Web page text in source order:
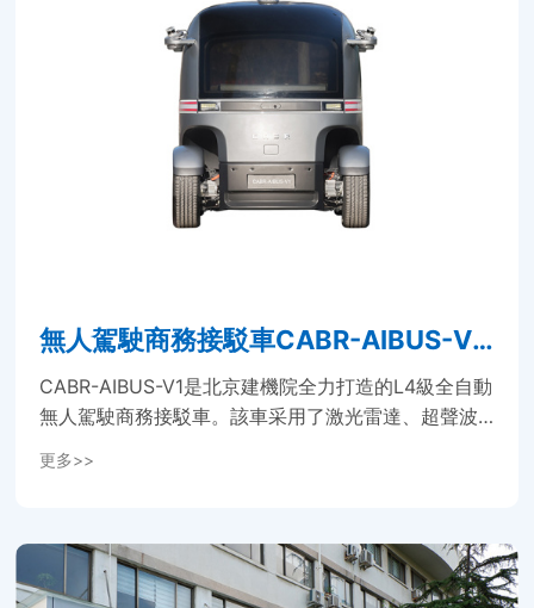
無人駕駛商務接駁車CABR-AIBUS-V
1...
CABR-AIBUS-V1是北京建機院全力打造的L4級全自動
無人駕駛商務接駁車。該車采用了激光雷達、超聲波
方，實時感知車輛前向、側向障礙物和道路環境，完
系統，
更多>>